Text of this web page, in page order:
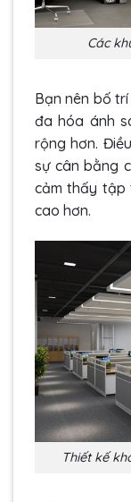
Các
Bạn nên bố
đa hóa ánh
rộng hơn.
sự cân bằng
cảm thấy tập
cao hơn.
Thiết kế